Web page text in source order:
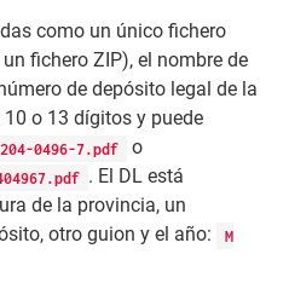
como un único fichero
fichero ZIP), el nombre de
de depósito legal de la
10 o 13 dígitos y puede
0496-7.pdf
o
. El DL está
de la provincia, un
otro guion y el año:
M